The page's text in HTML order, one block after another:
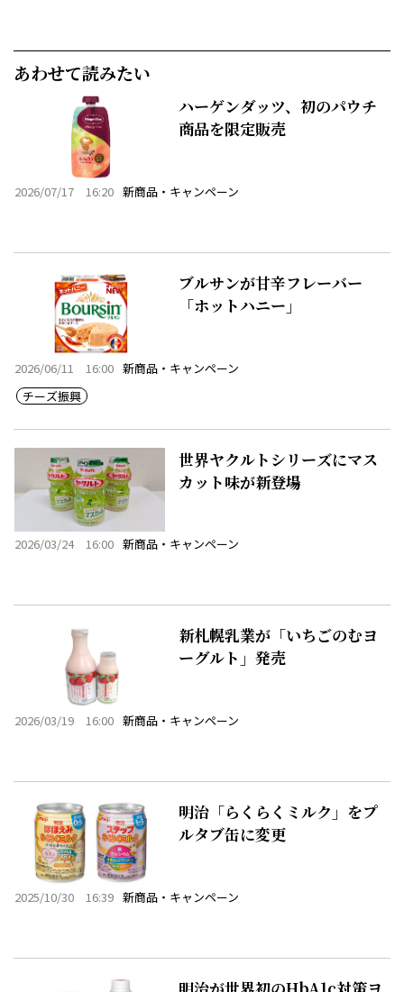
あわせて読みたい
ハーゲンダッツ、初のパウチ
商品を限定販売
2026/07/17 16:20 新商品・キャンペーン
ブルサンが甘辛フレーバー
「ホットハニー」
2026/06/11 16:00 新商品・キャンペーン
チーズ振興
世界ヤクルトシリーズにマス
カット味が新登場
2026/03/24 16:00 新商品・キャンペーン
新札幌乳業が「いちごのむヨ
ーグルト」発売
2026/03/19 16:00 新商品・キャンペーン
明治「らくらくミルク」をプ
ルタブ缶に変更
2025/10/30 16:39 新商品・キャンペーン